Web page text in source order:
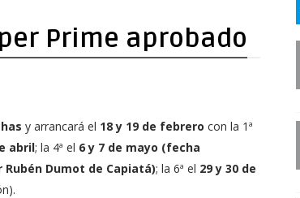
Prime aprobado
y arrancará el 18 y 19 de febrero con la 1ª
abril; la 4ª el 6 y 7 de mayo (fecha
Dumot de Capiatá); la 6ª el 29 y 30 de